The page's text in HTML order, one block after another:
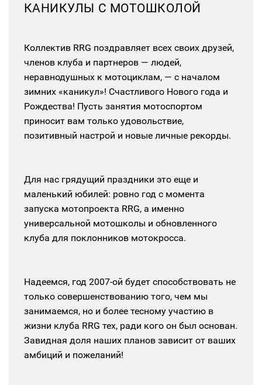
КАНИКУЛЫ С МОТОШКОЛОЙ
Коллектив RRG поздравляет всех своих друзей,
членов клуба и партнеров — людей,
неравнодушных к мотоциклам, — с началом
зимних «каникул»! Счастливого Нового года и
Рождества! Пусть занятия мотоспортом
приносит вам только удовольствие,
позитивный настрой и новые личные рекорды.
Для нас грядущий праздники это еще и
маленький юбилей: ровно год с момента
запуска мотопроекта RRG, а именно
универсальной мотошколы и обновленного
клуба для поклонников мотокросса.
Надеемся, год 2007-ой будет способствовать не
только совершенствованию того, чем мы
занимаемся, но и более тесному участию в
жизни клуба RRG тех, ради кого он был основан.
Завидная доля наших планов зависит от ваших
амбиций и пожеланий!